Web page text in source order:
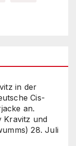
in der
Cis-
an.
Kravitz und
28. Juli